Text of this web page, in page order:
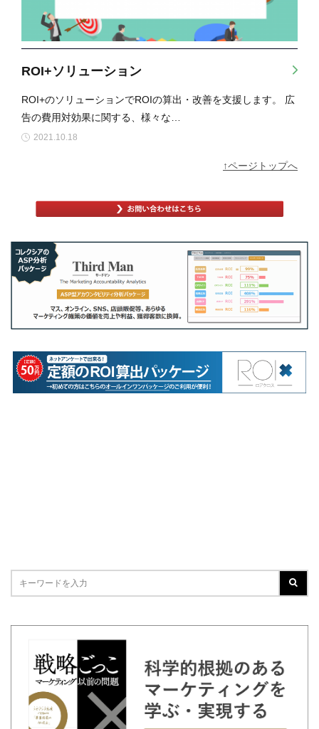
ROI+ソリューション
ROI+のソリューションでROIの算出・改善を支援します。 広
告の費用対効果に関する、様々な…
2021.10.18
↑ページトップへ